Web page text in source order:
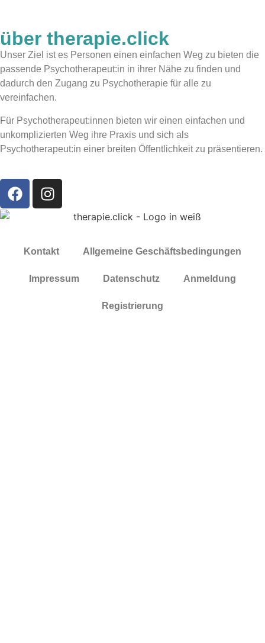
über therapie.click
Unser Ziel ist es Personen einen einfachen Weg zu bieten die
passende Psychotherapeut:in in ihrer Nähe zu finden und
dadurch den Zugang zu Psychotherapie für alle zu
vereinfachen.
Für Psychotherapeut:innen bieten wir einen einfachen und
unkomplizierten Weg ihre Praxis und sich als
Psychotherapeut:in einer breiten Öffentlichkeit zu präsentieren.
Kontakt Allgemeine Geschäftsbedingungen
Impressum Datenschutz Anmeldung
Registrierung